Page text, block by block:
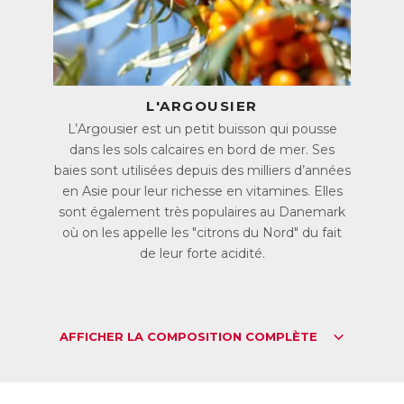
EAN :3401525001256
L'ARGOUSIER
L’Argousier est un petit buisson qui pousse
dans les sols calcaires en bord de mer. Ses
baies sont utilisées depuis des milliers d’années
en Asie pour leur richesse en vitamines. Elles
sont également très populaires au Danemark
où on les appelle les "citrons du Nord" du fait
de leur forte acidité.
AFFICHER LA COMPOSITION COMPLÈTE